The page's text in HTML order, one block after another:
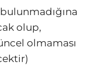
olup,
olmaması